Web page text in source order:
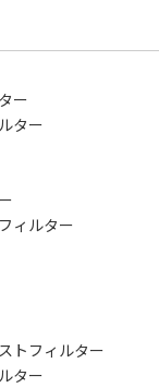
ー
ー
ルター
フィルター
ー